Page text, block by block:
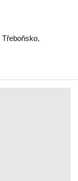
Třeboňsko,